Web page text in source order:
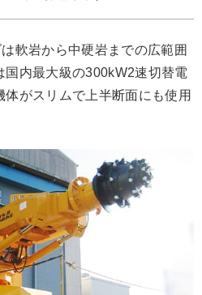
軟岩から中硬岩までの広範囲
内最大級の300kW2速切替電
がスリムで上半断面にも使用